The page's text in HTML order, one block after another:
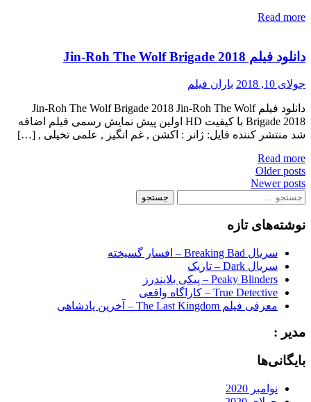
Read more
دانلود فیلم Jin-Roh The Wolf Brigade 2018
جولای 10, 2018 باران فیلم
دانلود فیلم Jin-Roh The Wolf Brigade 2018 Jin-Roh The Wolf
Brigade 2018 با کیفیت HD اولین پیش نمایش رسمی فیلم اضافه
شد منتشر کننده فایل: ژانر : اکشن , غم انگیز , علمی تخیلی , […]
Read more
Posts
navigation
Older posts
Newer posts
جستجو
نوشته‌های تازه
سریال Breaking Bad – افسار گسیخته
سریال Dark – تاریک
Peaky Blinders – پیکی بلایندرز
True Detective – کاراگاه واقعی
معرفی فیلم The Last Kingdom – آخرین پادشاهی
مدیر :
بایگانی‌ها
نوامبر 2020